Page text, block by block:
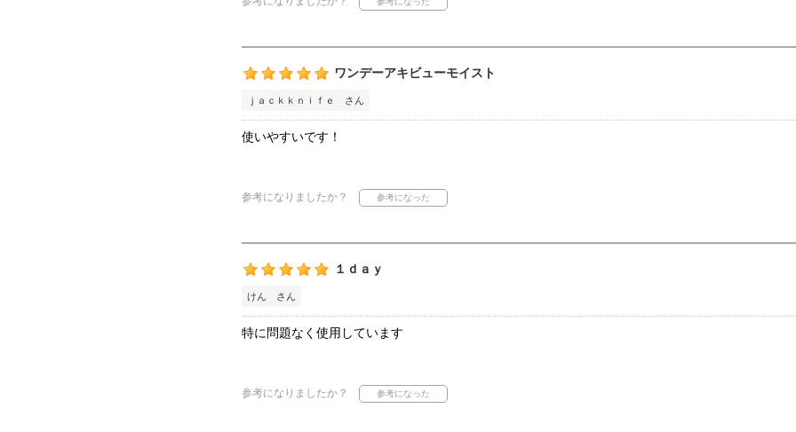
ワンデーアキビューモイスト
ｊａｃｋｋｎｉｆｅ さん
使いやすいです！
参考になりましたか？
１ｄａｙ
けん さん
特に問題なく使用しています
参考になりましたか？